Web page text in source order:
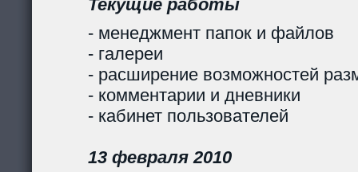
Текущие работы
- менеджмент папок и файлов
- галереи
- расширение возможностей
- комментарии и дневники
- кабинет пользователей
13 февраля 2010